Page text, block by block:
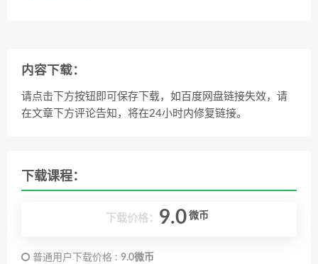
内容下载：
请点击下方按钮即可保存下载，如百度网盘链接失效，请
在文章下方评论告知，将在24小时内修复链接。
下载课程：
下载价格： 9.0 微币
普通用户下载价格 : 9.0微币